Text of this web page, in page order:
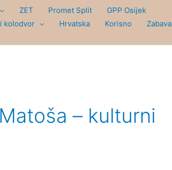
ZET Promet Split
GPP Osijek
kolodvor Hrvatska Korisno
Zabava
– kulturni